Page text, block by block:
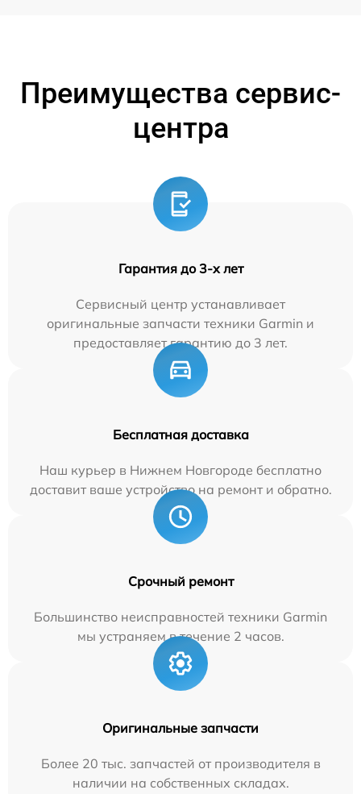
Преимущества сервис-
центра
Гарантия до 3-х лет
Сервисный центр устанавливает
оригинальные запчасти техники Garmin и
предоставляет гарантию до 3 лет.
Бесплатная доставка
Наш курьер в Нижнем Новгороде бесплатно
доставит ваше устройство на ремонт и обратно.
Срочный ремонт
Большинство неисправностей техники Garmin
мы устраняем в течение 2 часов.
Оригинальные запчасти
Более 20 тыс. запчастей от производителя в
наличии на собственных складах.